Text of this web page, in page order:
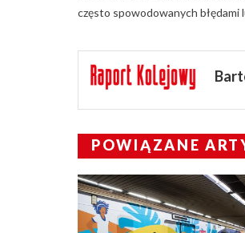
często spowodowanych błędami
POWIĄZANE